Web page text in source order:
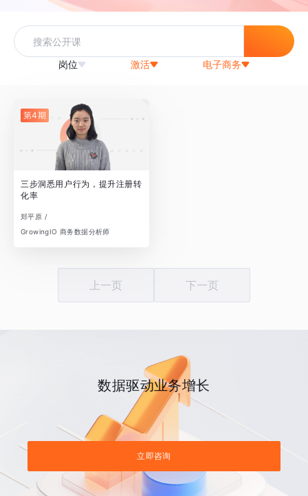
岗位 激活 电子商务
第4期
三步洞悉用户行为，提升注册转
化率
郑平原 /
GrowingIO 商务数据分析师
上一页 下一页
数据驱动业务增长
立即咨询